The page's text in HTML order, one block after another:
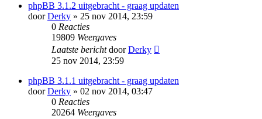
phpBB 3.1.2 uitgebracht - graag updaten
doorDerky » 25 nov 2014, 23:59
0 Reacties
19809 Weergaves
Laatste berichtdoorDerky
25 nov 2014, 23:59
phpBB 3.1.1 uitgebracht - graag updaten
doorDerky » 02 nov 2014, 03:47
0 Reacties
20264 Weergaves